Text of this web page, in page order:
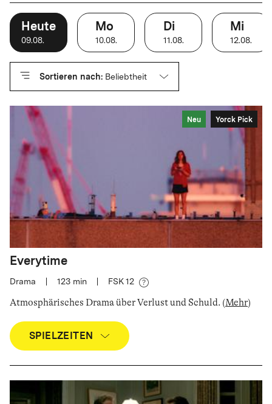
Heute
09.08.
Mo
10.08.
Di
11 .08.
Mi
12.08.
Sortieren nach: Beliebtheit
Neu Yorck Pick
Everytime
Drama 123 min FSK 12
Atmosphärisches Drama über Verlust und Schuld. (Mehr)
SPIELZEITEN